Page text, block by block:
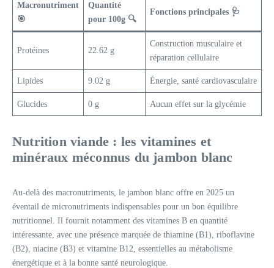
Macronutriment
🎯
Quantité
pour 100g 🔍
Fonctions principales 🩺
Protéines 22.62 g
Construction musculaire et
réparation cellulaire
Lipides 9.02 g Énergie, santé cardiovasculaire
Glucides 0 g Aucun effet sur la glycémie
Nutrition viande : les vitamines et
minéraux méconnus du jambon blanc
Au-delà des macronutriments, le jambon blanc offre en 2025 un
éventail de micronutriments indispensables pour un bon équilibre
nutritionnel. Il fournit notamment des vitamines B en quantité
intéressante, avec une présence marquée de thiamine (B1), riboflavine
(B2), niacine (B3) et vitamine B12, essentielles au métabolisme
énergétique et à la bonne santé neurologique.